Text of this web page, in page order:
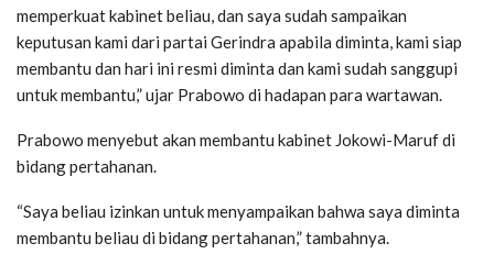
memperkuat kabinet beliau, dan saya sudah sampaikan
keputusan kami dari partai Gerindra apabila diminta, kami siap
membantu dan hari ini resmi diminta dan kami sudah sanggupi
untuk membantu,” ujar Prabowo di hadapan para wartawan.
Prabowo menyebut akan membantu kabinet Jokowi-Maruf di
bidang pertahanan.
“Saya beliau izinkan untuk menyampaikan bahwa saya diminta
membantu beliau di bidang pertahanan,” tambahnya.